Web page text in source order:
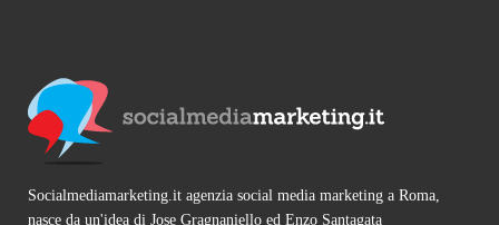
Socialmediamarketing.it agenzia social media marketing a Roma,
nasce da un'idea di Jose Gragnaniello ed Enzo Santagata